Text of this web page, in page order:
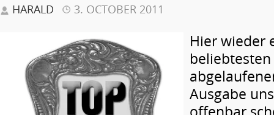
HARALD 3. OCTOBER 2011
Hier wieder
Ausgabe